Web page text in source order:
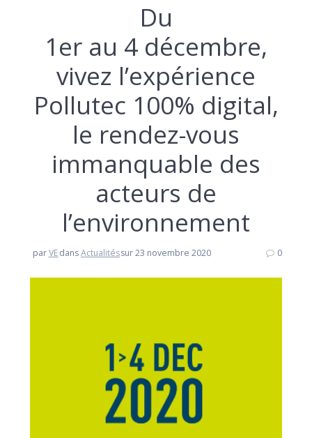
Du
1er au 4 décembre,
vivez l’expérience
Pollutec 100% digital,
le rendez-vous
immanquable des
acteurs de
l’environnement
parVEdansActualitéssur 23 novembre 2020 0